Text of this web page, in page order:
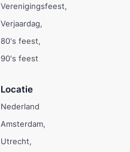
Verenigingsfeest
Verjaardag
80's feest
90's feest
Locatie
Nederland
Amsterdam
Utrecht